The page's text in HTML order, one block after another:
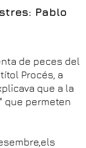
Pablo
de peces del
Procés, a
que a la
que permeten